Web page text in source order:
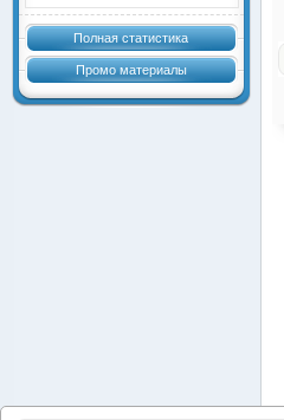
Полная статистика
Промо материалы